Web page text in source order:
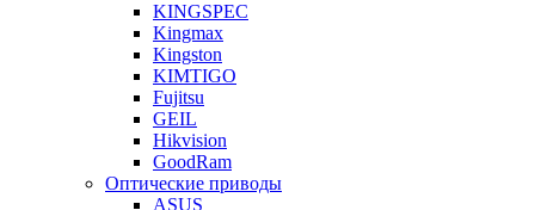
KINGSPEC
Kingmax
Kingston
KIMTIGO
Fujitsu
GEIL
Hikvision
GoodRam
Оптические приводы
ASUS